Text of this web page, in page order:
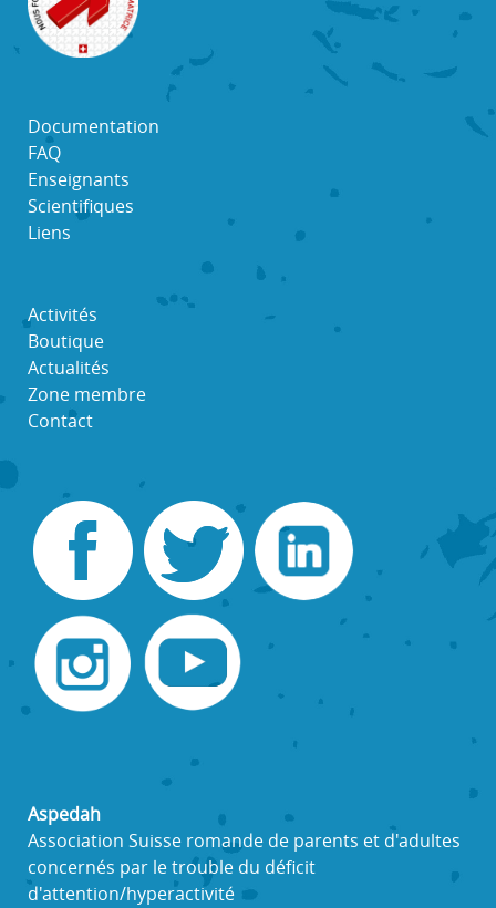
Documentation
FAQ
Enseignants
Scientifiques
Liens
Activités
Boutique
Actualités
Zone membre
Contact
Aspedah
Association Suisse romande de parents et d'adultes
concernés par le trouble du déficit
d'attention/hyperactivité